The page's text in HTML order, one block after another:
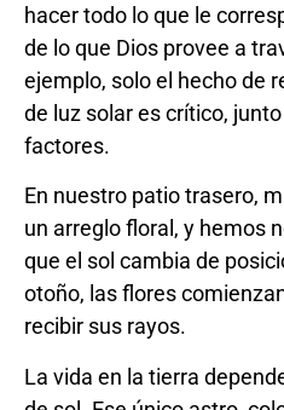
hacer todo lo que le
de lo que Dios provee a
ejemplo, solo el hecho de
de luz solar es crítico,
factores.
En nuestro patio trasero,
un arreglo floral, y hemos
que el sol cambia de
otoño, las flores
recibir sus rayos.
La vida en la tierra